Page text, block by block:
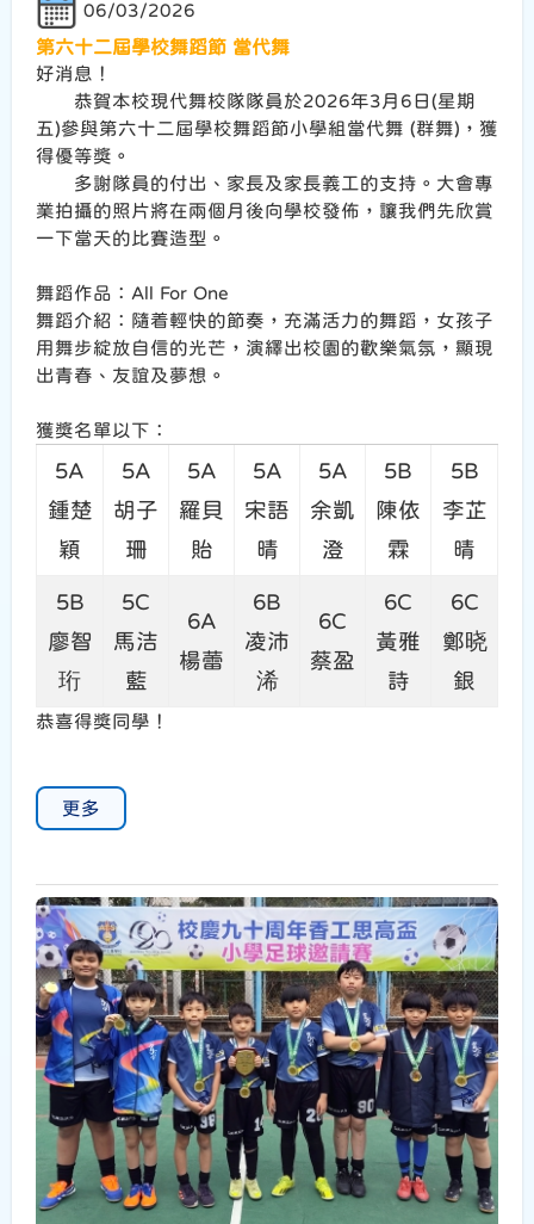
06/03/2026
第六十二屆學校舞蹈節 當代舞
好消息！
恭賀本校現代舞校隊隊員於2026年3月6日(星期
五)參與第六十二屆學校舞蹈節小學組當代舞 (群舞)，獲
得優等獎。
多謝隊員的付出、家長及家長義工的支持。大會專
業拍攝的照片將在兩個月後向學校發佈，讓我們先欣賞
一下當天的比賽造型。
舞蹈作品：All For One
舞蹈介紹：隨着輕快的節奏，充滿活力的舞蹈，女孩子
用舞步綻放自信的光芒，演繹出校園的歡樂氣氛，顯現
出青春、友誼及夢想。
獲獎名單以下：
5A
鍾楚
穎
5A
胡子
珊
5A
羅貝
貽
5A
宋語
晴
5A
余凱
澄
5B
陳依
霖
5B
李芷
晴
5B
廖智
珩
5C
馬洁
藍
6A
楊蕾
6B
凌沛
浠
6C
蔡盈
6C
黃雅
詩
6C
鄭晓
銀
恭喜得獎同學！
更多